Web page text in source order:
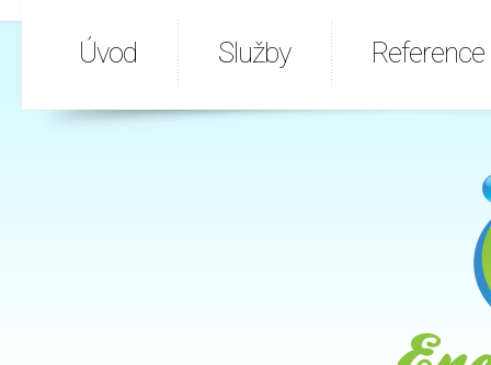
Úvod Služby Reference